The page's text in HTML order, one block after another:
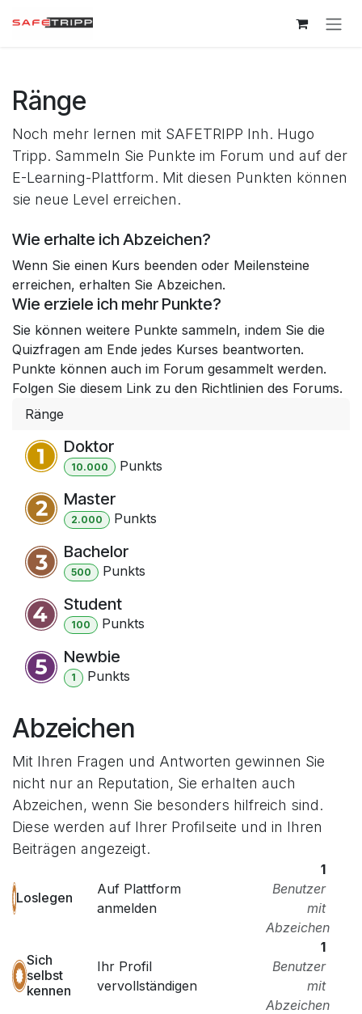
Ränge
Noch mehr lernen mit SAFETRIPP Inh. Hugo
Tripp. Sammeln Sie Punkte im Forum und auf der
E-Learning-Plattform. Mit diesen Punkten können
sie neue Level erreichen.
Wie erhalte ich Abzeichen?
Wenn Sie einen Kurs beenden oder Meilensteine
erreichen, erhalten Sie Abzeichen.
Wie erziele ich mehr Punkte?
Sie können weitere Punkte sammeln, indem Sie die
Quizfragen am Ende jedes Kurses beantworten.
Punkte können auch im Forum gesammelt werden.
Folgen Sie diesem Link zu den Richtlinien des Forums.
Ränge
Doktor
10.000 Punkts
Master
2.000 Punkts
Bachelor
500 Punkts
Student
100 Punkts
Newbie
1 Punkts
Abzeichen
Mit Ihren Fragen und Antworten gewinnen Sie
nicht nur an Reputation, Sie erhalten auch
Abzeichen, wenn Sie besonders hilfreich sind.
Diese werden auf Ihrer Profilseite und in Ihren
Beiträgen angezeigt.
Loslegen
Auf Plattform
anmelden
1
Benutzer
mit
Abzeichen
Sich
selbst
kennen
Ihr Profil
vervollständigen
1
Benutzer
mit
Abzeichen